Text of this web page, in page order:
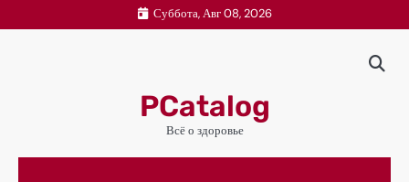
к
Суббота, Авг 08, 2026
PCatalog
Всё о здоровье